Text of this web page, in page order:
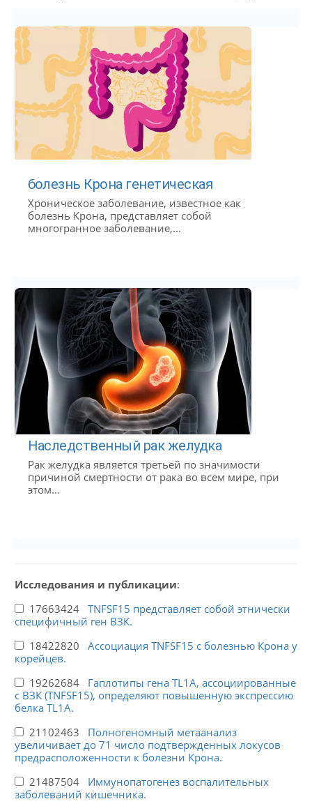
болезнь Крона генетическая
Хроническое заболевание, известное как
болезнь Крона, представляет собой
многогранное заболевание,...
Наследственный рак желудка
Рак желудка является третьей по значимости
причиной смертности от рака во всем мире, при
этом...
Исследования и публикации:
17663424 TNFSF15 представляет собой этнически
специфичный ген ВЗК.
18422820 Ассоциация TNFSF15 с болезнью Крона у
корейцев.
19262684 Гаплотипы гена TL1A, ассоциированные
с ВЗК (TNFSF15), определяют повышенную экспрессию
белка TL1A.
21102463 Полногеномный метаанализ
увеличивает до 71 число подтвержденных локусов
предрасположенности к болезни Крона.
21487504 Иммунопатогенез воспалительных
заболеваний кишечника.